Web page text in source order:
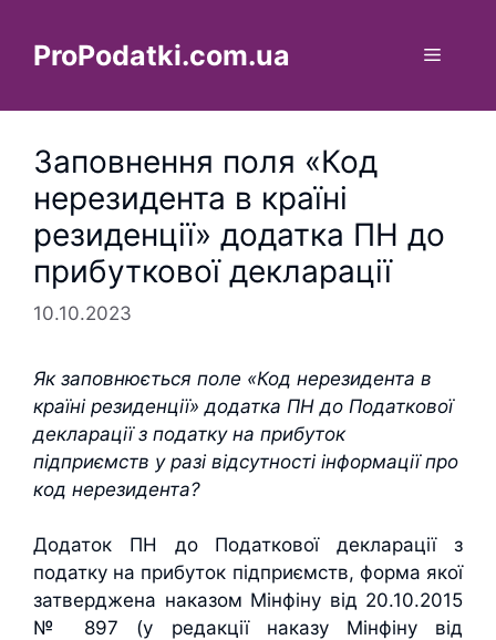
вмістуProPodatki.com.ua Меню
Заповнення поля «Код
нерезидента в країні
резиденції» додатка ПН до
прибуткової декларації
10.10.2023
Як заповнюється поле «Код нерезидента в
країні резиденції» додатка ПН до Податкової
декларації з податку на прибуток
підприємств у разі відсутності інформації про
код нерезидента?
Додаток ПН до Податкової декларації з
податку на прибуток підприємств, форма якої
затверджена наказом Мінфіну від 20.10.2015
№ 897 (у редакції наказу Мінфіну від